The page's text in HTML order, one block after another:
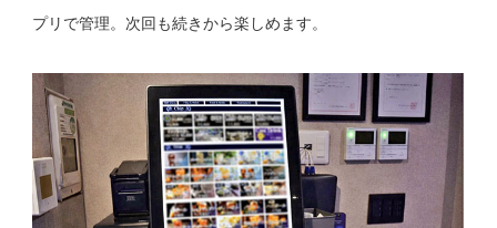
プリで管理。次回も続きから楽しめます。